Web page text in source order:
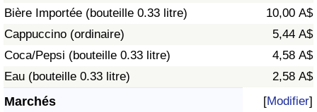
Bière Importée (bouteille 0.33 litre)
10,00 A$
Cappuccino (ordinaire)
5,44 A$
Coca/Pepsi (bouteille 0.33 litre)
4,58 A$
Eau (bouteille 0.33 litre)
2,58 A$
Marchés [Modifier]
Indice de Criminalité (Actuel)
Indice de Criminalité
Indice de criminalité par pays